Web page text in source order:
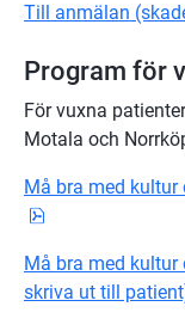
Till anmälan
Program för
För vuxna
Motala och
Må bra med
Må bra med
skriva ut till